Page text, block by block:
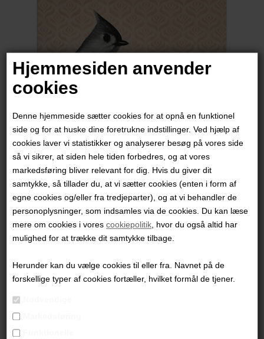
Hjemmesiden anvender
cookies
Denne hjemmeside sætter cookies for at opnå en funktionel
side og for at huske dine foretrukne indstillinger. Ved hjælp af
cookies laver vi statistikker og analyserer besøg på vores side
så vi sikrer, at siden hele tiden forbedres, og at vores
markedsføring bliver relevant for dig. Hvis du giver dit
samtykke, så tillader du, at vi sætter cookies (enten i form af
egne cookies og/eller fra tredjeparter), og at vi behandler de
personoplysninger, som indsamles via de cookies. Du kan læse
mere om cookies i vorescookiepolitik , hvor du også altid har
mulighed for at trække dit samtykke tilbage.
Herunder kan du vælge cookies til eller fra. Navnet på de
forskellige typer af cookies fortæller, hvilket formål de tjener.
Heidi Vandal
6.900,00DKK